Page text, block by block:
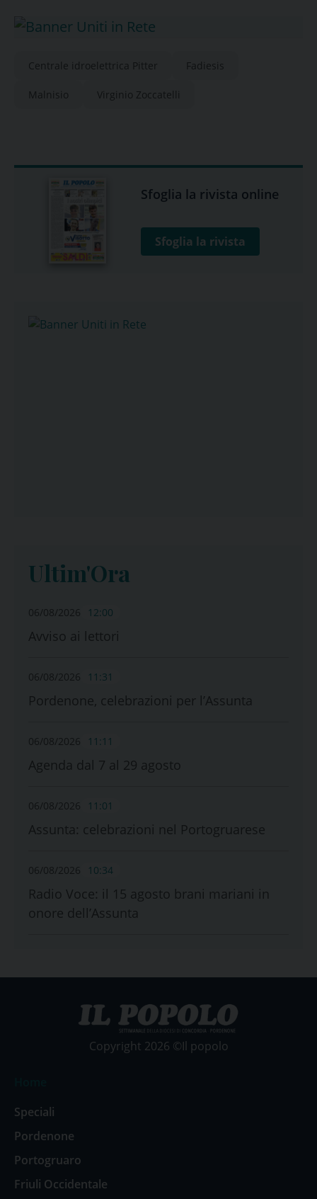
Centrale idroelettrica Pitter Fadiesis
Malnisio Virginio Zoccatelli
Sfoglia la rivista online
Sfoglia la rivista
Ultim'Ora
06/08/2026 12:00
Avviso ai lettori
06/08/2026 11:31
Pordenone, celebrazioni per l’Assunta
06/08/2026 11:11
Agenda dal 7 al 29 agosto
06/08/2026 11:01
Assunta: celebrazioni nel Portogruarese
06/08/2026 10:34
Radio Voce: il 15 agosto brani mariani in
onore dell’Assunta
Copyright 2026 ©Il popolo
Speciali
Pordenone
Portogruaro
Friuli Occidentale